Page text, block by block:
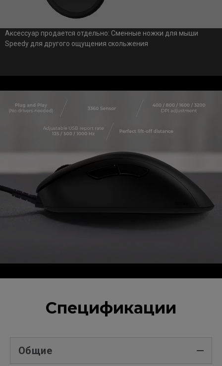
Аксессуар продается отдельно: Сменные ножки для мыши
Speedy для другого ощущения скольжения
Спецификации
Общие